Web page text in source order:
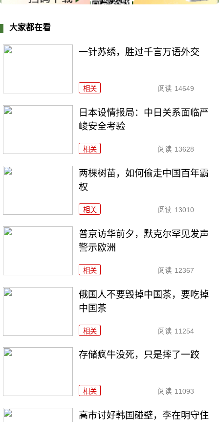
大家都在看
一针苏绣，胜过千言万语外交
相关 阅读 14649
日本设情报局：中日关系面临严
峻安全考验
相关 阅读 13628
两棵树苗，如何偷走中国百年霸
权
相关 阅读 13010
普京访华前夕，默克尔罕见发声
警示欧洲
相关 阅读 12367
俄国人不要毁掉中国茶，要吃掉
中国茶
相关 阅读 11254
存储疯牛没死，只是摔了一跤
相关 阅读 11093
高市讨好韩国碰壁，李在明守住